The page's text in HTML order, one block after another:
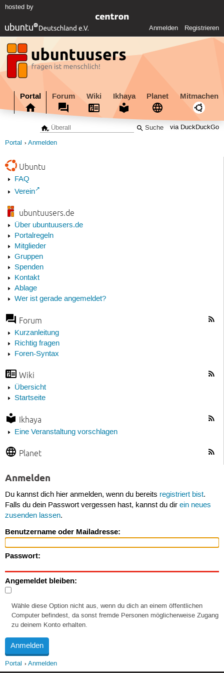
hosted by
Anmelden Registrieren
Portal Forum Wiki Ikhaya Planet Mitmachen
via DuckDuckGo
Portal Anmelden
Ubuntu
FAQ
Verein
ubuntuusers.de
Über ubuntuusers.de
Portalregeln
Mitglieder
Gruppen
Spenden
Kontakt
Ablage
Wer ist gerade angemeldet?
Forum
Kurzanleitung
Richtig fragen
Foren-Syntax
Wiki
Übersicht
Startseite
Ikhaya
Eine Veranstaltung vorschlagen
Planet
Anmelden
Du kannst dich hier anmelden, wenn du bereits registriert bist.
Falls du dein Passwort vergessen hast, kannst du dir ein neues
zusenden lassen.
Benutzername oder Mailadresse:
Passwort:
Angemeldet bleiben:
Wähle diese Option nicht aus, wenn du dich an einem öffentlichen
Computer befindest, da sonst fremde Personen möglicherweise Zugang
zu deinem Konto erhalten.
Portal Anmelden